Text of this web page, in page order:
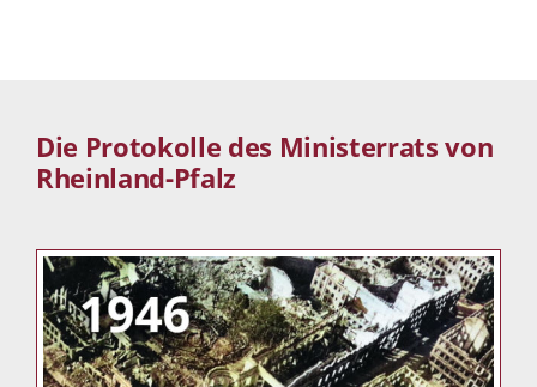
Die Protokolle des Ministerrats von
Rheinland-Pfalz